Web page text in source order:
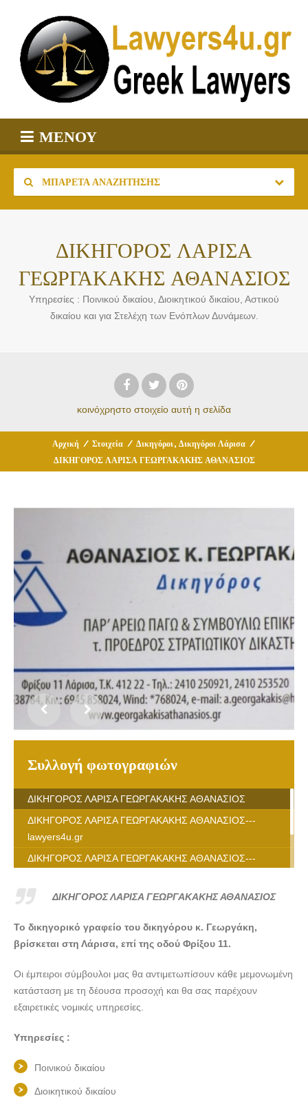
ΜΕΝΟΎ
ΜΠΑΡΈΤΑ ΑΝΑΖΉΤΗΣΗΣ
ΔΙΚΗΓΟΡΟΣ ΛΑΡΙΣΑ
ΓΕΩΡΓΑΚΑΚΗΣ ΑΘΑΝΑΣΙΟΣ
Υπηρεσίες : Ποινικού δικαίου, Διοικητικού δικαίου, Αστικού
δικαίου και για Στελέχη των Ενόπλων Δυνάμεων.
κοινόχρηστο στοιχείο αυτή η σελίδα
Αρχική / Στοιχεία / Δικηγόροι , Δικηγόροι Λάρισα /
ΔΙΚΗΓΟΡΟΣ ΛΑΡΙΣΑ ΓΕΩΡΓΑΚΑΚΗΣ ΑΘΑΝΑΣΙΟΣ
Συλλογή φωτογραφιών
ΔΙΚΗΓΟΡΟΣ ΛΑΡΙΣΑ ΓΕΩΡΓΑΚΑΚΗΣ ΑΘΑΝΑΣΙΟΣ
ΔΙΚΗΓΟΡΟΣ ΛΑΡΙΣΑ ΓΕΩΡΓΑΚΑΚΗΣ ΑΘΑΝΑΣΙΟΣ---
lawyers4u.gr
ΔΙΚΗΓΟΡΟΣ ΛΑΡΙΣΑ ΓΕΩΡΓΑΚΑΚΗΣ ΑΘΑΝΑΣΙΟΣ---
ΔΙΚΗΓΟΡΟΣ ΛΑΡΙΣΑ ΓΕΩΡΓΑΚΑΚΗΣ ΑΘΑΝΑΣΙΟΣ---
ΔΙΚΗΓΟΡΟΣ ΛΑΡΙΣΑ ΓΕΩΡΓΑΚΑΚΗΣ ΑΘΑΝΑΣΙΟΣ
Το δικηγορικό γραφείο του δικηγόρου κ. Γεωργάκη,
βρίσκεται στη Λάρισα, επί της οδού Φρίξου 11.
Οι έμπειροι σύμβουλοι μας θα αντιμετωπίσουν κάθε μεμονωμένη
κατάσταση με τη δέουσα προσοχή και θα σας παρέχουν
εξαιρετικές νομικές υπηρεσίες.
Υπηρεσίες :
Ποινικού δικαίου
Διοικητικού δικαίου